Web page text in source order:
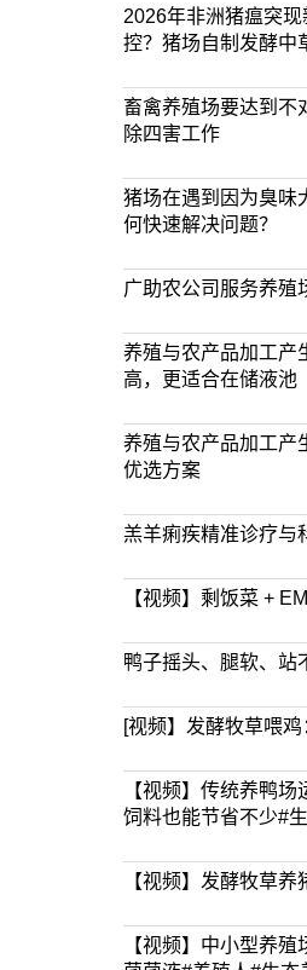
2026年非洲猪瘟突
控？猪场自制发酵中
畜禽养殖场要达到不
除四害工作
猪场在遇到因为臭味
何快速解决问题？
广助农公司服务养殖
养殖与农产品加工产
高，更适合在储液池
养殖与农产品加工
优选方案
羔羊痢疾精准诊疗与
【视频】剩饭菜 +
鸭子摇头、腿软、站
[视频】发酵牧草喂
【视频】传统养鸭
饲料也能节省不少#
【视频】发酵牧草
【视频】中小型养